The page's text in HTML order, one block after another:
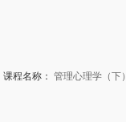
课程名称： 管理心理学（下）